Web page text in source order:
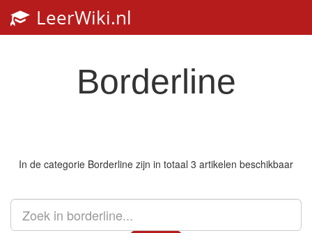
LeerWiki.nl
Borderline
In de categorie Borderline zijn in totaal 3 artikelen beschikbaar